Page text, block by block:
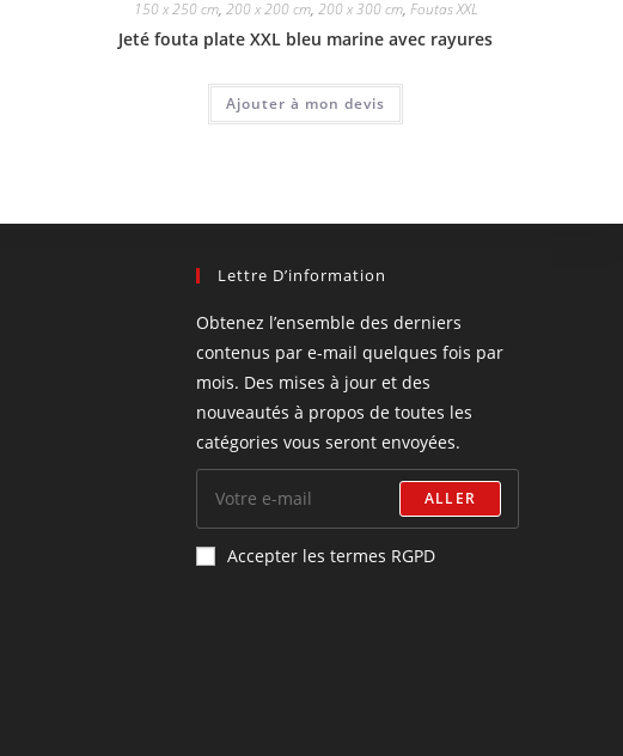
150 x 250 cm, 200 x 200 cm, 200 x 300 cm, Foutas XXL
Jeté fouta plate XXL bleu marine avec rayures
Ajouter à mon devis
Lettre D’information
Obtenez l’ensemble des derniers
contenus par e-mail quelques fois par
mois. Des mises à jour et des
nouveautés à propos de toutes les
catégories vous seront envoyées.
ALLER
Accepter les termes RGPD